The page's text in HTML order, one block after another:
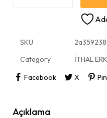
SKU
Category
İTHAL
Facebook
X
Açıklama